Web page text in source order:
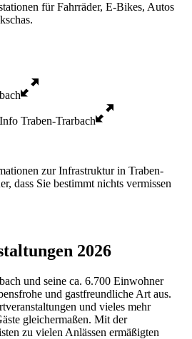
für Fahrräder, E-Bikes, Autos
zur Infrastruktur in Traben-
dass Sie bestimmt nichts vermissen
2026
und seine ca. 6.700 Einwohner
und gastfreundliche Art aus.
und vieles mehr
gleichermaßen. Mit der
zu vielen Anlässen ermäßigten